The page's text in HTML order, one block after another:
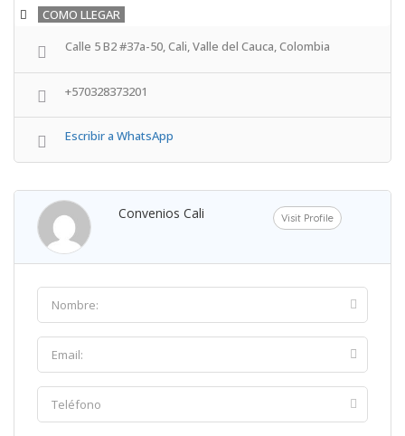
COMO LLEGAR
Calle 5 B2 #37a-50, Cali, Valle del Cauca, Colombia
+570328373201
Escribir a WhatsApp
Convenios Cali Visit Profile